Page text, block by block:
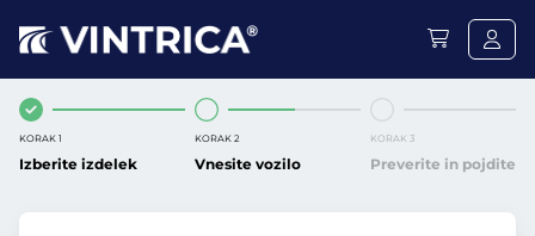
KORAK 1
Izberite izdelek
KORAK 2
Vnesite vozilo
KORAK 3
Preverite in pojdite